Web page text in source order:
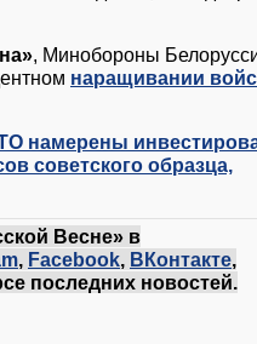
, Минобороны
наращивании
намерены
советского образца,
Весне» в
, Facebook, ВКонтакте,
последних новостей.